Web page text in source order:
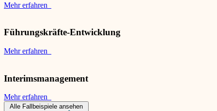
Mehr erfahren
Führungskräfte-Entwicklung
Mehr erfahren
Interimsmanagement
Mehr erfahren
Alle Fallbeispiele ansehen